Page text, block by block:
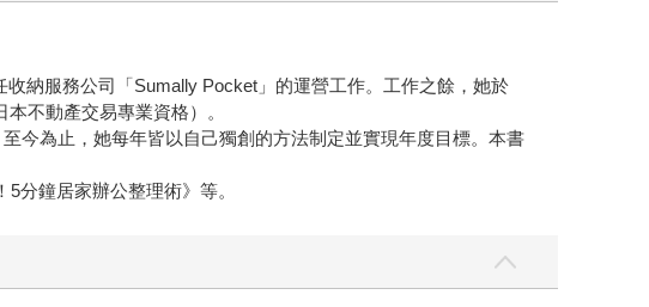
納服務公司「Sumally Pocket」的運營工作。工作之餘，她於
不動產交易專業資格）。
為止，她每年皆以自己獨創的方法制定並實現年度目標。本書
鐘居家辦公整理術》等。